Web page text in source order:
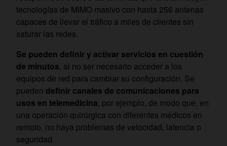
tecnologías de MIMO masivo con hasta 256 antenas
capaces de llevar el tráfico a miles de clientes sin
saturar las redes.
Se pueden definir y activar servicios en cuestión
de minutos, al no ser necesario acceder a los
equipos de red para cambiar su configuración. Se
pueden definir canales de comunicaciones para
usos en telemedicina, por ejemplo, de modo que, en
una operación quirúrgica con diferentes médicos en
remoto, no haya problemas de velocidad, latencia o
seguridad.